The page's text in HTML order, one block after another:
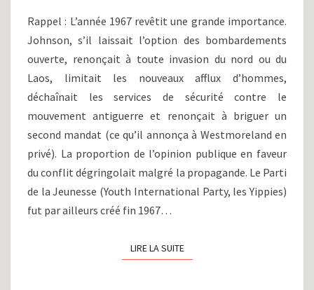
DU
TÊT
ET
SES
SUITES
Rappel : L’année 1967 revêtit une grande importance.
Johnson, s’il laissait l’option des bombardements
ouverte, renonçait à toute invasion du nord ou du
Laos, limitait les nouveaux afflux d’hommes,
déchaînait les services de sécurité contre le
mouvement antiguerre et renonçait à briguer un
second mandat (ce qu’il annonça à Westmoreland en
privé). La proportion de l’opinion publique en faveur
du conflit dégringolait malgré la propagande. Le Parti
de la Jeunesse (Youth International Party, les Yippies)
fut par ailleurs créé fin 1967…
LIRE LA SUITELIRE LA SUITE